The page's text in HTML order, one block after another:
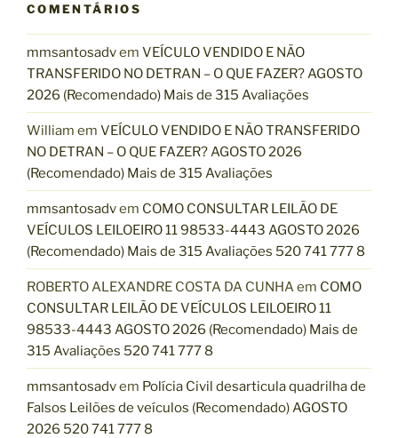
COMENTÁRIOS
mmsantosadvem VEÍCULO VENDIDO E NÃO
TRANSFERIDO NO DETRAN – O QUE FAZER? AGOSTO
2026 (Recomendado) Mais de 315 Avaliações
William em VEÍCULO VENDIDO E NÃO TRANSFERIDO
NO DETRAN – O QUE FAZER? AGOSTO 2026
(Recomendado) Mais de 315 Avaliações
mmsantosadvem COMO CONSULTAR LEILÃO DE
VEÍCULOS LEILOEIRO 11 98533-4443 AGOSTO 2026
(Recomendado) Mais de 315 Avaliações 520 741 777 8
ROBERTO ALEXANDRE COSTA DA CUNHA em COMO
CONSULTAR LEILÃO DE VEÍCULOS LEILOEIRO 11
98533-4443 AGOSTO 2026 (Recomendado) Mais de
315 Avaliações 520 741 777 8
mmsantosadvem Polícia Civil desarticula quadrilha de
Falsos Leilões de veículos (Recomendado) AGOSTO
2026 520 741 777 8